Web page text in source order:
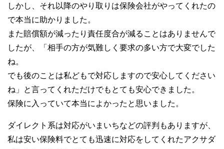
しかし、それ以降のやり取りは保険会社がやってくれたの
で本当に助かりました。
また賠償額が減ったり責任度合が減ることはありませんで
したが、「相手の方が気難しく要求の多い方で大変でした
ね。
でも後のことは私どもで対応しますので安心してください
ね」と言ってくれただけでもとても安心できました。
保険に入っていて本当によかったと思いました。
ダイレクト系は対応がいまいちなどの評判もありますが、
私は安い保険料でとても迅速に対応をしてくれたアクサダ